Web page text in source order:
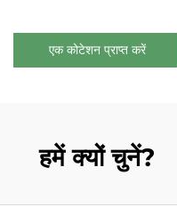
एक कोटेशन प्राप्त करें
हमें क्यों चुनें?